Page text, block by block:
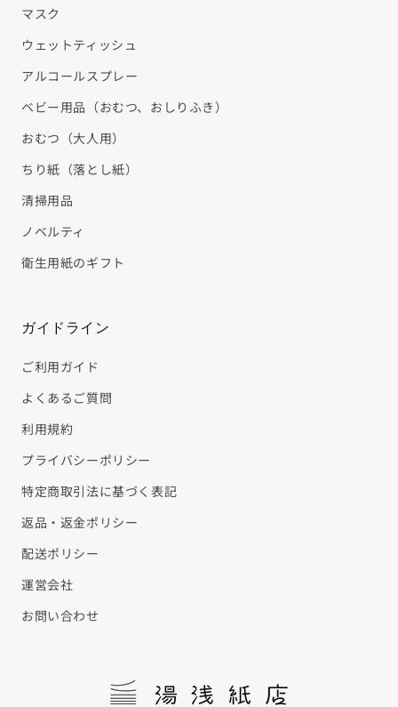
マスク
ウェットティッシュ
アルコールスプレー
ベビー用品（おむつ、おしりふき）
おむつ（大人用）
ちり紙（落とし紙）
清掃用品
ノベルティ
衛生用紙のギフト
ガイドライン
ご利用ガイド
よくあるご質問
利用規約
プライバシーポリシー
特定商取引法に基づく表記
返品・返金ポリシー
配送ポリシー
運営会社
お問い合わせ